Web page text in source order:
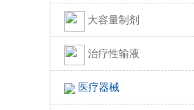
大容量制剂
治疗性输液
医疗器械